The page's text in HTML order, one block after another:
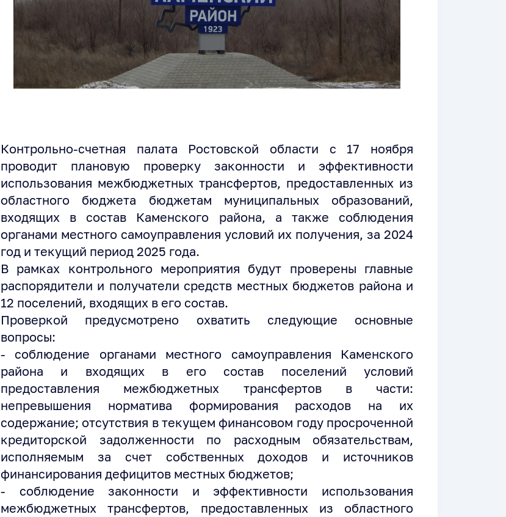
Контрольно-счетная палата Ростовской области с 17 ноября
проводит плановую проверку законности и эффективности
использования межбюджетных трансфертов, предоставленных из
областного бюджета бюджетам муниципальных образований,
входящих в состав Каменского района, а также соблюдения
органами местного самоуправления условий их получения, за 2024
год и текущий период 2025 года.
В рамках контрольного мероприятия будут проверены главные
распорядители и получатели средств местных бюджетов района и
12 поселений, входящих в его состав.
Проверкой предусмотрено охватить следующие основные
вопросы:
- соблюдение органами местного самоуправления Каменского
района и входящих в его состав поселений условий
предоставления межбюджетных трансфертов в части:
непревышения норматива формирования расходов на их
содержание; отсутствия в текущем финансовом году просроченной
кредиторской задолженности по расходным обязательствам,
исполняемым за счет собственных доходов и источников
финансирования дефицитов местных бюджетов;
- соблюдение законности и эффективности использования
межбюджетных трансфертов, предоставленных из областного